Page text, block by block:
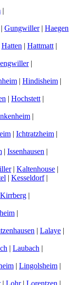
|
| Gungwiller | Haegen
Hatten | Hattmatt |
|
| Hindisheim |
| Hochstett |
|
| Ichtratzheim |
| Issenhausen |
| Kaltenhouse |
| Kesseldorf |
Kirrberg |
|
| Lalaye |
| Laubach |
| Lingolsheim |
| Lohr | Lorentzen |